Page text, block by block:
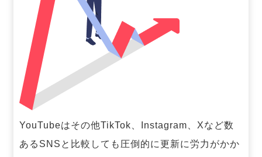
YouTubeはその他TikTok、Instagram、Xなど数
あるSNSと比較しても圧倒的に更新に労力がかか